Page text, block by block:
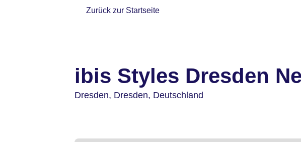
Zurück zur Startseite
ibis Styles Dresden
Dresden, Dresden, Deutschland